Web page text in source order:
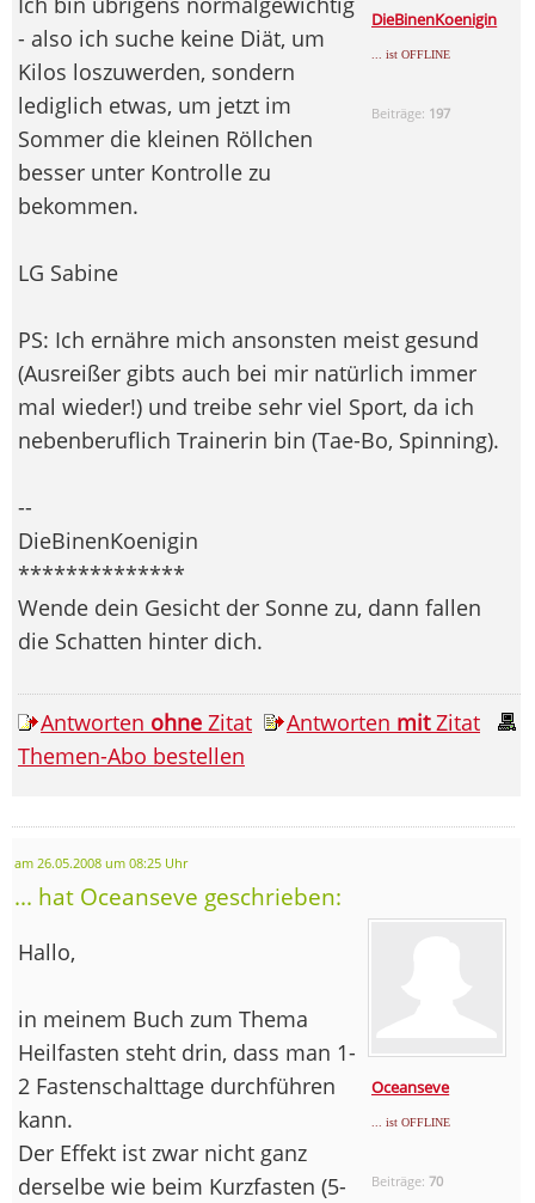
DieBinenKoenigin
... ist OFFLINE
Beiträge: 197
- also ich suche keine Diät, um
Kilos loszuwerden, sondern
lediglich etwas, um jetzt im
Sommer die kleinen Röllchen
besser unter Kontrolle zu
bekommen.
LG Sabine
PS: Ich ernähre mich ansonsten meist gesund
(Ausreißer gibts auch bei mir natürlich immer
mal wieder!) und treibe sehr viel Sport, da ich
nebenberuflich Trainerin bin (Tae-Bo, Spinning).
--
DieBinenKoenigin
**************
Wende dein Gesicht der Sonne zu, dann fallen
die Schatten hinter dich.
Antworten ohne Zitat Antworten mitZitat
Themen-Abo bestellen
am 26.05.2008 um 08:25 Uhr
... hat Oceanseve geschrieben:
Oceanseve
... ist OFFLINE
Beiträge:70
Hallo,
in meinem Buch zum Thema
Heilfasten steht drin, dass man 1-
2 Fastenschalttage durchführen
kann.
Der Effekt ist zwar nicht ganz
derselbe wie beim Kurzfasten (5-